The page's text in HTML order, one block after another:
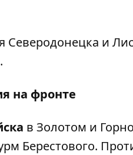
и
на фронте
в Золотом и
Берестового.